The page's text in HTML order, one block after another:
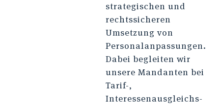
strategischen und
rechtssicheren
Umsetzung von
Personalanpassungen.
Dabei begleiten wir
unsere Mandanten bei
Tarif-,
Interessenausgleichs-